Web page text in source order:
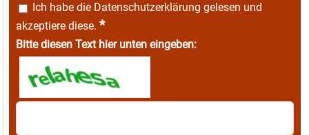
Ich habe die Datenschutzerklärung gelesen und
akzeptiere diese. *
Bitte diesen Text hier unten eingeben: